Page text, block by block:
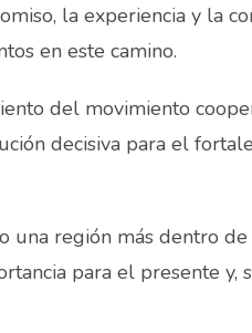
la experiencia y la
en este camino.
del movimiento
decisiva para el
una región más dentro
para el presente